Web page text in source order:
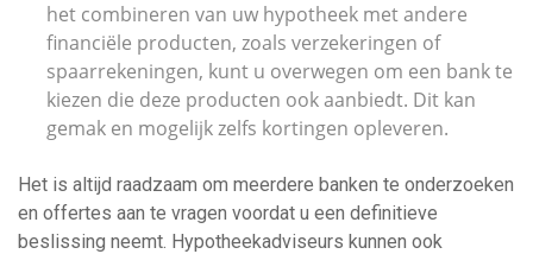
het combineren van uw hypotheek met andere
financiële producten, zoals verzekeringen of
spaarrekeningen, kunt u overwegen om een bank te
kiezen die deze producten ook aanbiedt. Dit kan
gemak en mogelijk zelfs kortingen opleveren.
Het is altijd raadzaam om meerdere banken te onderzoeken
en offertes aan te vragen voordat u een definitieve
beslissing neemt. Hypotheekadviseurs kunnen ook